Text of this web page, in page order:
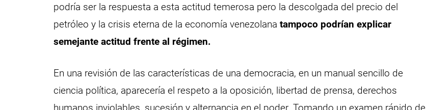
podría ser la respuesta a esta actitud temerosa pero la descolgada del precio del
petróleo y la crisis eterna de la economía venezolanatampoco podrían explicar
semejante actitud frente al régimen.
En una revisión de las características de una democracia, en un manual sencillo de
ciencia política, aparecería el respeto a la oposición, libertad de prensa, derechos